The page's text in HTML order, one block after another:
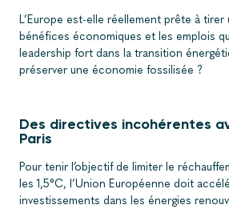
L’Europe est-elle réellement prête à tirer
bénéfices économiques et les emplois
leadership fort dans la transition
préserver une économie fossilisée ?
Des directives incohérentes
Paris
Pour tenir l’objectif de limiter le
les 1,5°C, l’Union Européenne doit
investissements dans les énergies